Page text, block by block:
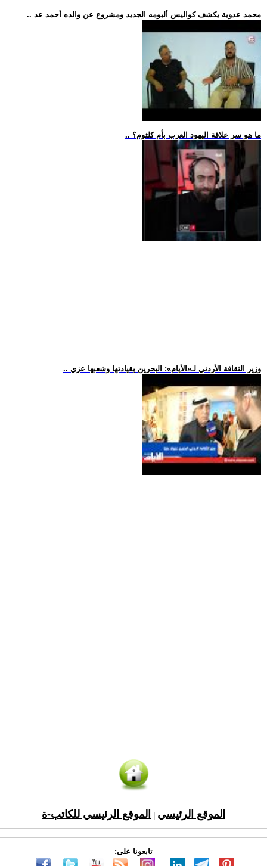
.. محمد عدوية يكشف كواليس ألبومه الجديد ومشروع عن والده أحمد عد
.. ما هو سر علاقة اليهود العرب بأم كلثوم؟
.. وزير الثقافة الأردني لـ«الأيام»: البحرين بقيادتها وشعبها عزي
الموقع الرئيسي الموقع الرئيسي للكاتب-ة
تابعونا على: